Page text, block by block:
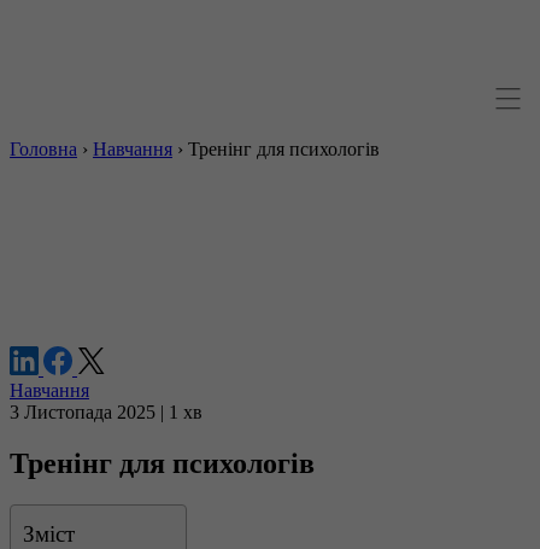
Головна › Навчання › Тренінг для психологів
Навчання
3 Листопада 2025 | 1 хв
Тренінг для психологів
Зміст